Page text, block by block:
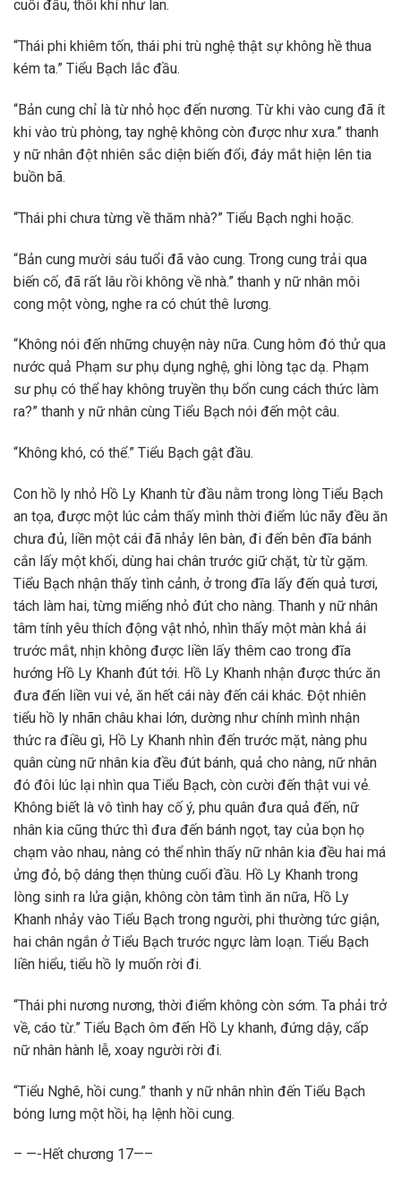
cuối đầu, thổi khí như lan.
“Thái phi khiêm tốn, thái phi trù nghệ thật sự không hề thua
kém ta.” Tiểu Bạch lắc đầu.
“Bản cung chỉ là từ nhỏ học đến nương. Từ khi vào cung đã ít
khi vào trù phòng, tay nghệ không còn được như xưa.” thanh
y nữ nhân đột nhiên sắc diện biến đổi, đáy mắt hiện lên tia
buồn bã.
“Thái phi chưa từng về thăm nhà?” Tiểu Bạch nghi hoặc.
“Bản cung mười sáu tuổi đã vào cung. Trong cung trải qua
biến cố, đã rất lâu rồi không về nhà.” thanh y nữ nhân môi
cong một vòng, nghe ra có chút thê lương.
“Không nói đến những chuyện này nữa. Cung hôm đó thử qua
nước quả Phạm sư phụ dụng nghệ, ghi lòng tạc dạ. Phạm
sư phụ có thể hay không truyền thụ bổn cung cách thức làm
ra?” thanh y nữ nhân cùng Tiểu Bạch nói đến một câu.
“Không khó, có thể.” Tiểu Bạch gật đầu.
Con hồ ly nhỏ Hồ Ly Khanh từ đầu nằm trong lòng Tiểu Bạch
an tọa, được một lúc cảm thấy mình thời điểm lúc nãy đều ăn
chưa đủ, liền một cái đã nhảy lên bàn, đi đến bên đĩa bánh
cắn lấy một khối, dùng hai chân trước giữ chặt, từ từ gặm.
Tiểu Bạch nhận thấy tình cảnh, ở trong đĩa lấy đến quả tươi,
tách làm hai, từng miếng nhỏ đút cho nàng. Thanh y nữ nhân
tâm tính yêu thích động vật nhỏ, nhìn thấy một màn khả ái
trước mắt, nhịn không được liền lấy thêm cao trong đĩa
hướng Hồ Ly Khanh đút tới. Hồ Ly Khanh nhận được thức ăn
đưa đến liền vui vẻ, ăn hết cái này đến cái khác. Đột nhiên
tiểu hồ ly nhãn châu khai lớn, dường như chính mình nhận
thức ra điều gì, Hồ Ly Khanh nhìn đến trước mặt, nàng phu
quân cùng nữ nhân kia đều đút bánh, quả cho nàng, nữ nhân
đó đôi lúc lại nhìn qua Tiểu Bạch, còn cười đến thật vui vẻ.
Không biết là vô tình hay cố ý, phu quân đưa quả đến, nữ
nhân kia cũng thức thì đưa đến bánh ngọt, tay của bọn họ
chạm vào nhau, nàng có thể nhìn thấy nữ nhân kia đều hai má
ửng đỏ, bộ dáng thẹn thùng cuối đầu. Hồ Ly Khanh trong
lòng sinh ra lửa giận, không còn tâm tình ăn nữa, Hồ Ly
Khanh nhảy vào Tiểu Bạch trong người, phi thường tức giận,
hai chân ngắn ở Tiểu Bạch trước ngực làm loạn. Tiểu Bạch
liền hiểu, tiểu hồ ly muốn rời đi.
“Thái phi nương nương, thời điểm không còn sớm. Ta phải trở
về, cáo từ.” Tiểu Bạch ôm đến Hồ Ly khanh, đứng dậy, cấp
nữ nhân hành lễ, xoay người rời đi.
“Tiểu Nghê, hồi cung.” thanh y nữ nhân nhìn đến Tiểu Bạch
bóng lưng một hồi, hạ lệnh hồi cung.
– —-Hết chương 17—–